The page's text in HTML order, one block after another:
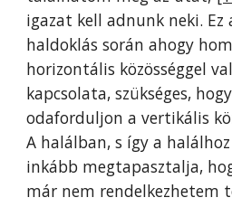
igazat kell adnunk neki.
haldoklás során ahogy
horizontális közösséggel
kapcsolata, szükséges,
odaforduljon a vertikális
A halálban, s így a
inkább megtapasztalja,
már nem rendelkezhetem